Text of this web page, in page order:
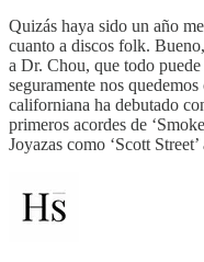
Quizás haya sido un año
cuanto a discos folk.
a Dr. Chou, que todo puede
seguramente nos
californiana ha debutado
primeros acordes de
Joyazas como ‘Scott